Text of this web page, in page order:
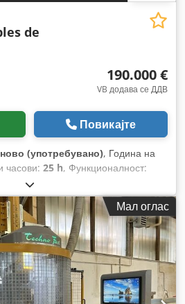
de
190.000 €
VB додава се ДДВ
Повикајте
(употребувано), Година на
часови: 25 h, Функционалност:
, број на машина/возило:
оска X:40.000 мм, времетраење на
, вкупна должина:10.000 мм, вкупна
влезен струја:трифазен
, Опрема:
Мал оглас